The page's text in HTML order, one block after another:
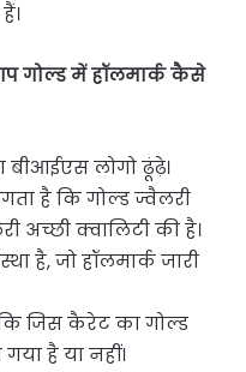
गोल्ड में हॉलमार्क कैसे
लोगो ढूंढ़े।
है कि गोल्ड ज्वैलरी
अच्छी क्वालिटी की है।
है, जो हॉलमार्क जारी
जिस कैरेट का गोल्ड
है या नहीं।